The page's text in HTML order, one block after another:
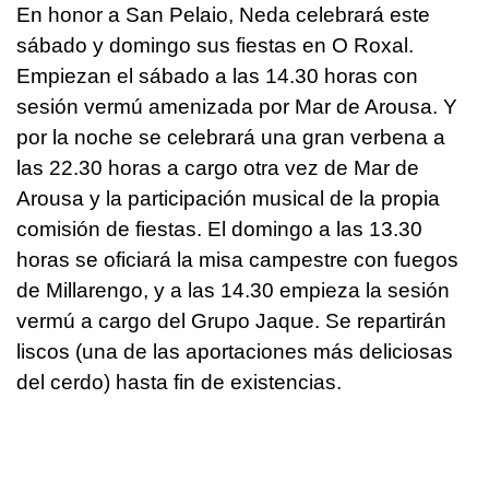
En honor a San Pelaio, Neda celebrará este
sábado y domingo sus fiestas en O Roxal.
Empiezan el sábado a las 14.30 horas con
sesión vermú amenizada por Mar de Arousa. Y
por la noche se celebrará una gran verbena a
las 22.30 horas a cargo otra vez de Mar de
Arousa y la participación musical de la propia
comisión de fiestas. El domingo a las 13.30
horas se oficiará la misa campestre con fuegos
de Millarengo, y a las 14.30 empieza la sesión
vermú a cargo del Grupo Jaque. Se repartirán
liscos (una de las aportaciones más deliciosas
del cerdo) hasta fin de existencias.